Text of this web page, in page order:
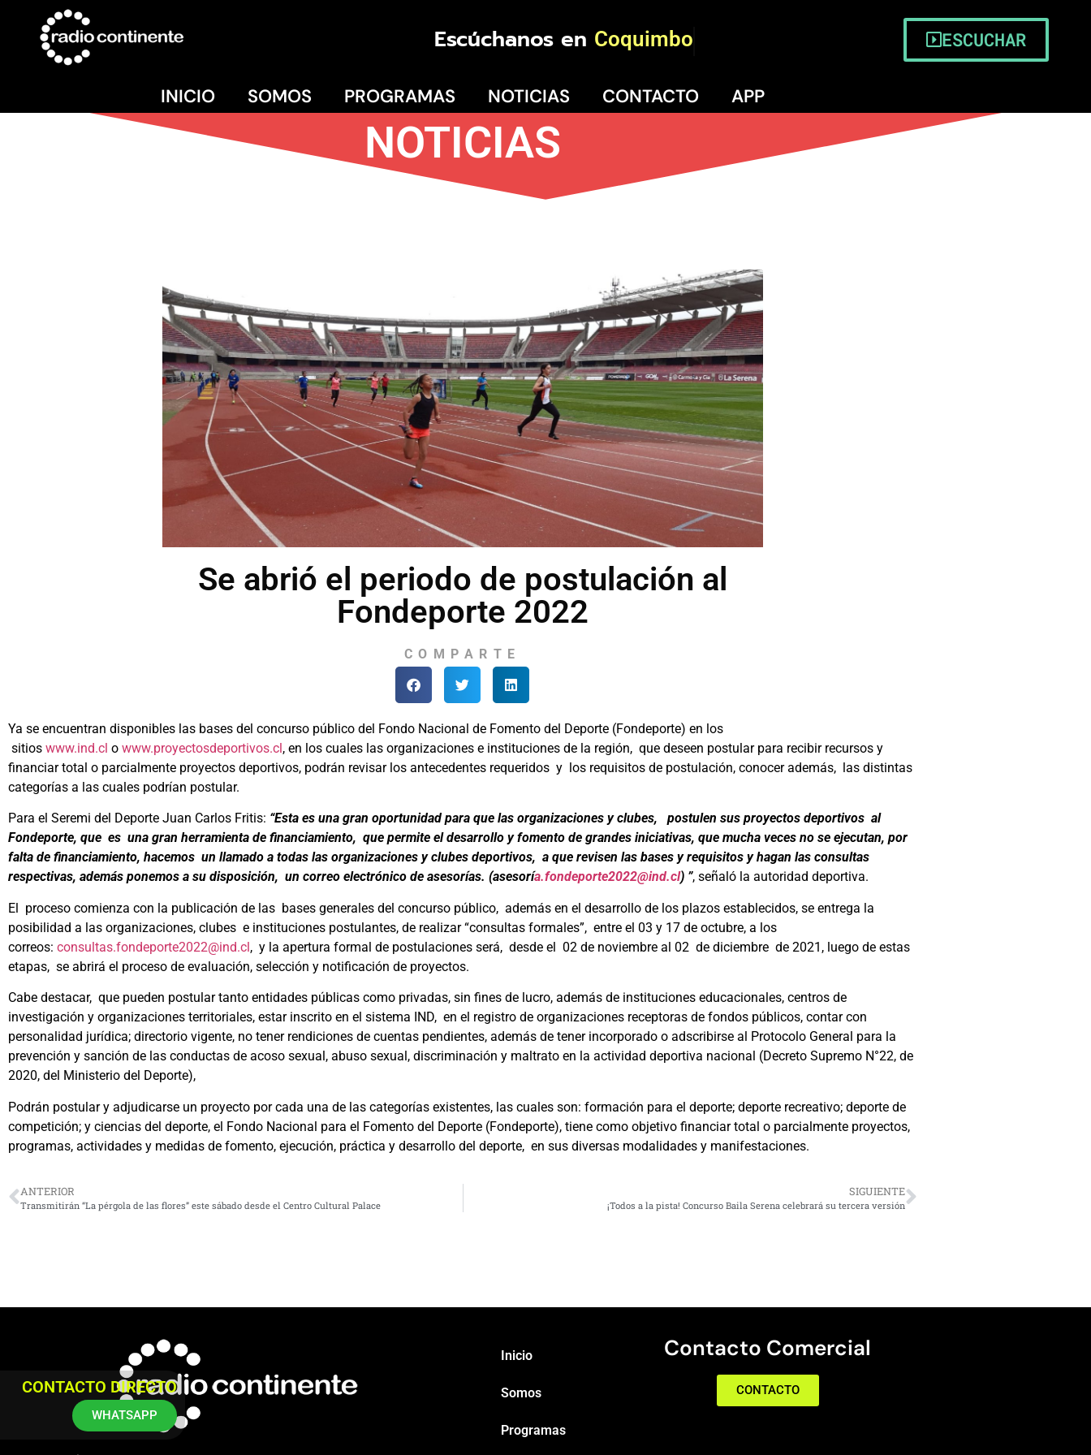
Escúchanos en Coquimbo ESCUCHAR
INICIO SOMOS PROGRAMAS NOTICIAS CONTACTO APP
NOTICIAS
Se abrió el periodo de postulación al
Fondeporte 2022
COMPARTE
Ya se encuentran disponibles las bases del concurso público del Fondo Nacional de Fomento del Deporte (Fondeporte) en los
sitios www.ind.cl o www.proyectosdeportivos.cl, en los cuales las organizaciones e instituciones de la región, que deseen postular para recibir recursos y
financiar total o parcialmente proyectos deportivos, podrán revisar los antecedentes requeridos y los requisitos de postulación, conocer además, las distintas
categorías a las cuales podrían postular.
Para el Seremi del Deporte Juan Carlos Fritis: “Esta es una gran oportunidad para que las organizaciones y clubes, postulen sus proyectos deportivos al
Fondeporte, que es una gran herramienta de financiamiento, que permite el desarrollo y fomento de grandes iniciativas, que mucha veces no se ejecutan, por
falta de financiamiento, hacemos un llamado a todas las organizaciones y clubes deportivos, a que revisen las bases y requisitos y hagan las consultas
respectivas, además ponemos a su disposición, un correo electrónico de asesorías. (asesoría.fondeporte2022@ind.cl) ”, señaló la autoridad deportiva.
El proceso comienza con la publicación de las bases generales del concurso público, además en el desarrollo de los plazos establecidos, se entrega la
posibilidad a las organizaciones, clubes e instituciones postulantes, de realizar “consultas formales”, entre el 03 y 17 de octubre, a los
correos: consultas.fondeporte2022@ind.cl, y la apertura formal de postulaciones será, desde el 02 de noviembre al 02 de diciembre de 2021, luego de estas
etapas, se abrirá el proceso de evaluación, selección y notificación de proyectos.
Cabe destacar, que pueden postular tanto entidades públicas como privadas, sin fines de lucro, además de instituciones educacionales, centros de
investigación y organizaciones territoriales, estar inscrito en el sistema IND, en el registro de organizaciones receptoras de fondos públicos, contar con
personalidad jurídica; directorio vigente, no tener rendiciones de cuentas pendientes, además de tener incorporado o adscribirse al Protocolo General para la
prevención y sanción de las conductas de acoso sexual, abuso sexual, discriminación y maltrato en la actividad deportiva nacional (Decreto Supremo N°22, de
2020, del Ministerio del Deporte),
Podrán postular y adjudicarse un proyecto por cada una de las categorías existentes, las cuales son: formación para el deporte; deporte recreativo; deporte de
competición; y ciencias del deporte, el Fondo Nacional para el Fomento del Deporte (Fondeporte), tiene como objetivo financiar total o parcialmente proyectos,
programas, actividades y medidas de fomento, ejecución, práctica y desarrollo del deporte, en sus diversas modalidades y manifestaciones.
ANTERIOR
Transmitirán “La pérgola de las flores” este sábado desde el Centro Cultural Palace
SIGUIENTE
¡Todos a la pista! Concurso Baila Serena celebrará su tercera versión
Inicio
Somos
Programas
Contacto Comercial
CONTACTO
CONTACTO DIRECTO
WHATSAPP